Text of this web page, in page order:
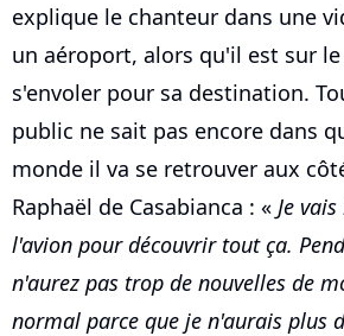
explique le chanteur dans une
un aéroport, alors qu'il est sur
s'envoler pour sa destination.
public ne sait pas encore dans
monde il va se retrouver aux
Raphaël de Casabianca : « Je
l'avion pour découvrir tout ça.
n'aurez pas trop de nouvelles de
normal parce que je n'aurais plus